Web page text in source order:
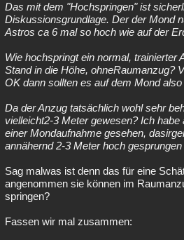
Das mit dem "Hochspringen" ist
Diskussionsgrundlage. Der der Mond
Astros ca 6 mal so hoch wie auf der
Wie hochspringt ein normal, trainierter
Stand in die Höhe, ohneRaumanzug?
OK dann sollten es auf dem Mond
Da der Anzug tatsächlich wohl sehr
vielleicht2-3 Meter gewesen? Ich
einer Mondaufnahme gesehen,
annähernd 2-3 Meter hoch
Sag malwas ist denn das für eine
angenommen sie können im
springen?
Fassen wir mal zusammen: